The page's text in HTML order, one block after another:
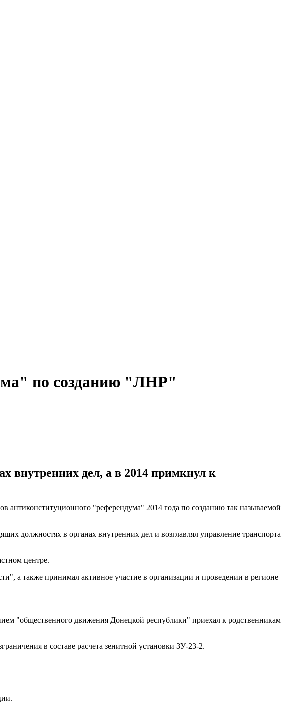
по созданию "ЛНР"
внутренних дел, а в 2014 примкнул к
антиконституционного "референдума" 2014 года по созданию так называемой
должностях в органах внутренних дел и возглавлял управление транспорта
центре.
а также принимал активное участие в организации и проведении в регионе
"общественного движения Донецкой республики" приехал к родственникам
в составе расчета зенитной установки ЗУ-23-2.